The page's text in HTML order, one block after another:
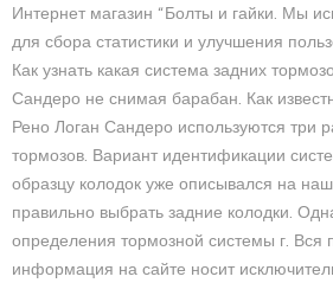
Интернет магазин “Болты и гайки. Мы
для сбора статистики и улучшения
Как узнать какая система задних
Сандеро не снимая барабан. Как
Рено Логан Сандеро используются три
тормозов. Вариант идентификации
образцу колодок уже описывался на
правильно выбрать задние колодки.
определения тормозной системы г. Вся
информация на сайте носит